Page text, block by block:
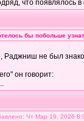
что появлялось
бы побольше
Раджниш не был
он говорит:
Чт Мар 19, 2026